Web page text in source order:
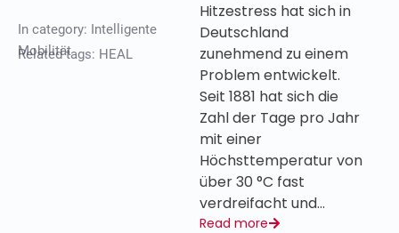
In category: Intelligente
Mobilität
Related tags: HEAL
Hitzestress hat sich in
Deutschland
zunehmend zu einem
Problem entwickelt.
Seit 1881 hat sich die
Zahl der Tage pro Jahr
mit einer
Höchsttemperatur von
über 30 °C fast
verdreifacht und…
Read more